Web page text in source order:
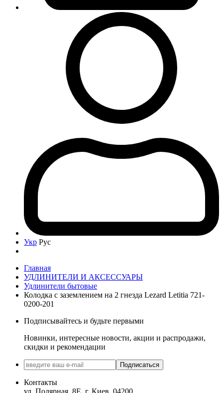
Укр Рус
Главная
УДЛИНИТЕЛИ И АКСЕССУАРЫ
Удлинители бытовые
Колодка с заземлением на 2 гнезда Lezard Letitia 721-
0200-201
Подписывайтесь и будьте первыми
Новинки, интересные новости, акции и распродажи,
скидки и рекомендации
Подписаться
Контакты
ул. Полярная, 8Е, г. Киев, 04200